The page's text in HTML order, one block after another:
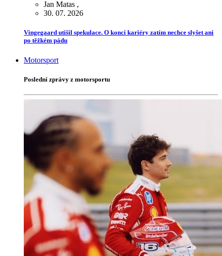
Jan Matas ,
30. 07. 2026
Vingegaard utišil spekulace. O konci kariéry zatím nechce slyšet ani
po těžkém pádu
Motorsport
Poslední zprávy z motorsportu